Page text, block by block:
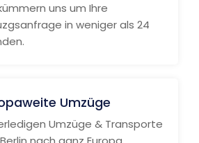
uns um Ihre
in weniger als 24
Umzüge
Umzüge & Transporte